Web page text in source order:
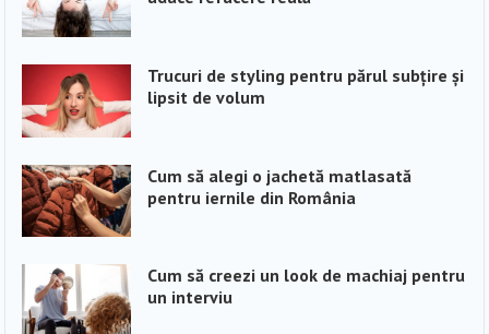
Trucuri de styling pentru părul subțire și
lipsit de volum
Cum să alegi o jachetă matlasată
pentru iernile din România
Cum să creezi un look de machiaj pentru
un interviu